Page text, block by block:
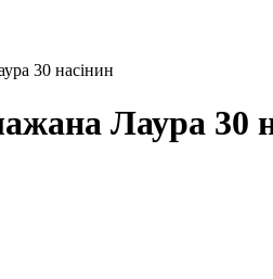
30 насінин
Лаура 30